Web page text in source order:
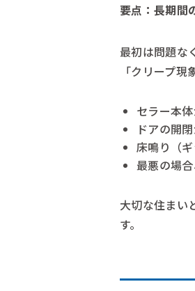
要点：長期間
最初は問題な
「クリープ
セラー本
ドアの開
床鳴り（
最悪の場
大切な住まい
す。